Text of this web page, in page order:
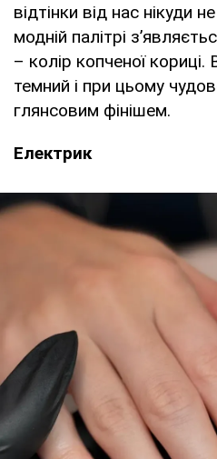
відтінки від нас нікуди
модній палітрі
– колір копченої кориці.
темний і при цьому
глянсовим фінішем.
Електрик